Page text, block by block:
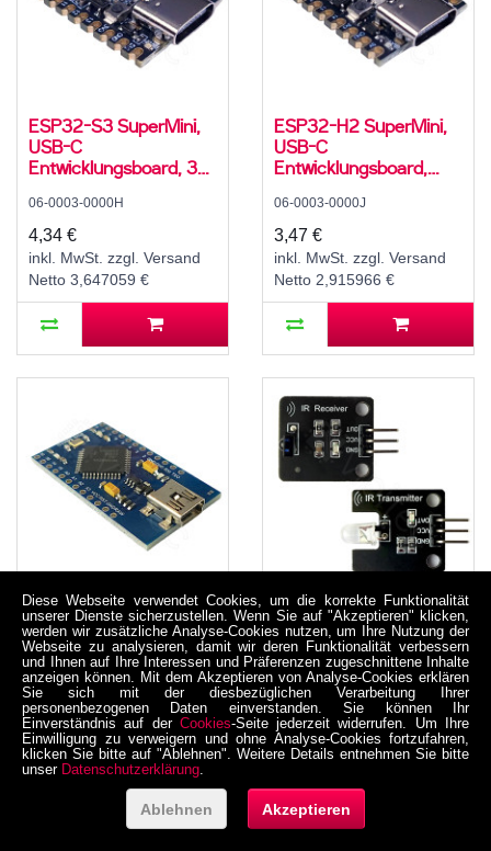
ESP32-S3 SuperMini,
USB-C
Entwicklungsboard, 32-
Co-Prozessoren, 240
MHz, 4 MB Flash, 512
KB SRAM, 384 KB
ROM, 3,3 V, Bluetooth
5.0 LE
06-0003-0000H
4,34 €
inkl. MwSt. zzgl. Versand
Netto 3,647059 €
ESP32-H2 SuperMini,
USB-C
Entwicklungsboard,
RISC-V Single-Core, 96
MHz, 4 MB Flash, 320
KB SRAM, 128 KB ROM,
3,3 V, Bluetooth 5.3 LE
06-0003-0000J
3,47 €
inkl. MwSt. zzgl. Versand
Netto 2,915966 €
Pro Micro
Entwicklungsboard, 3,3
V, 16 MHz, Mini USB,
ATmega32U4
06-0003-00010
5,21 €
inkl. MwSt. zzgl. Versand
Netto 4,378151 €
Infrarot-Transmitter
und Receiver, Set, 38
kHz, 5 V
06-0004-00001TR
3,18 €
inkl. MwSt. zzgl. Versand
Netto 2,672269 €
Diese Webseite verwendet Cookies, um die korrekte Funktionalität
unserer Dienste sicherzustellen. Wenn Sie auf "Akzeptieren" klicken,
werden wir zusätzliche Analyse-Cookies nutzen, um Ihre Nutzung der
Webseite zu analysieren, damit wir deren Funktionalität verbessern
und Ihnen auf Ihre Interessen und Präferenzen zugeschnittene Inhalte
anzeigen können. Mit dem Akzeptieren von Analyse-Cookies erklären
Sie sich mit der diesbezüglichen Verarbeitung Ihrer
personenbezogenen Daten einverstanden. Sie können Ihr
Einverständnis auf der Cookies-Seite jederzeit widerrufen. Um Ihre
Einwilligung zu verweigern und ohne Analyse-Cookies fortzufahren,
klicken Sie bitte auf "Ablehnen". Weitere Details entnehmen Sie bitte
unser Datenschutzerklärung.
Ablehnen Akzeptieren